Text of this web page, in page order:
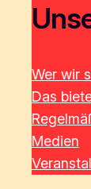
Wer wir
Das
Medien